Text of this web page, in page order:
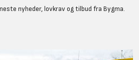
nyheder, lovkrav og tilbud fra Bygma.